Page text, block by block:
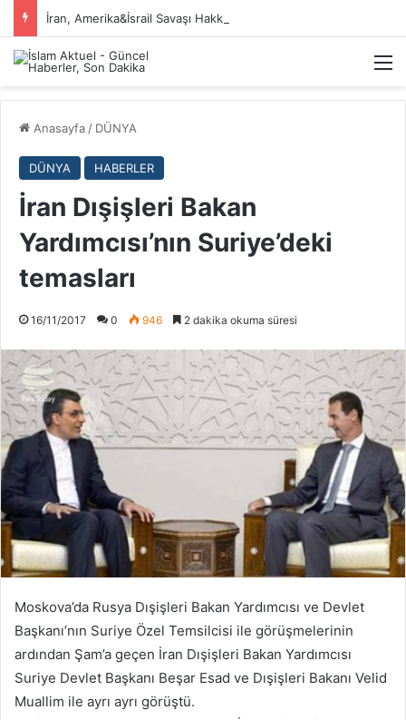
İran, Amerika&İsrail Savaşı Hakkında
Anasayfa / DÜNYA
DÜNYA HABERLER
İran Dışişleri Bakan
Yardımcısı’nın Suriye’deki
temasları
16/11/2017 0 946 2 dakika okuma süresi
Moskova’da Rusya Dışişleri Bakan Yardımcısı ve Devlet
Başkanı’nın Suriye Özel Temsilcisi ile görüşmelerinin
ardından Şam’a geçen İran Dışişleri Bakan Yardımcısı
Suriye Devlet Başkanı Beşar Esad ve Dışişleri Bakanı Velid
Muallim ile ayrı ayrı görüştü.